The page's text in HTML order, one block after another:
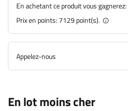
En achetant ce produit vous gagnerez:
Prix en points: 7129point(s).
Appelez-nous
En lot moins cher